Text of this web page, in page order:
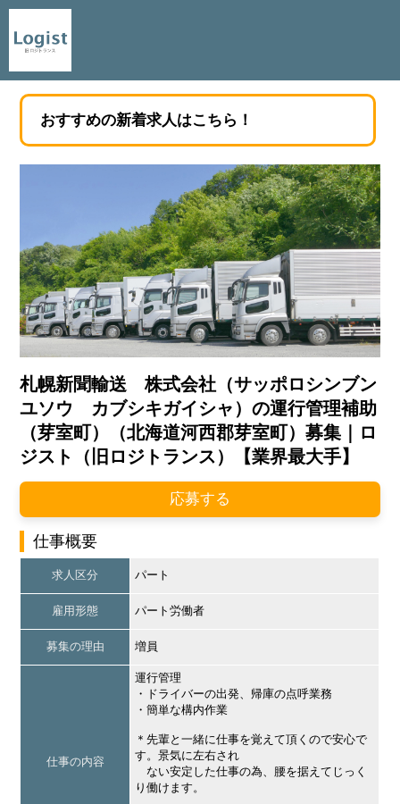
おすすめの新着求人はこちら！
札幌新聞輸送 株式会社（サッポロシンブン
ユソウ カブシキガイシャ）の運行管理補助
（芽室町）（北海道河西郡芽室町）募集｜ロ
ジスト（旧ロジトランス）【業界最大手】
応募する
仕事概要
求人区分 パート
雇用形態 パート労働者
募集の理由 増員
仕事の内容
運行管理
・ドライバーの出発、帰庫の点呼業務
・簡単な構内作業
＊先輩と一緒に仕事を覚えて頂くので安心で
す。景気に左右され
ない安定した仕事の為、腰を据えてじっく
り働けます。